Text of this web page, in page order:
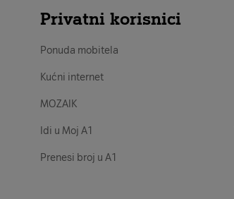
Privatni korisnici
Ponuda mobitela
Kućni internet
MOZAIK
Idi u Moj A1
Prenesi broj u A1